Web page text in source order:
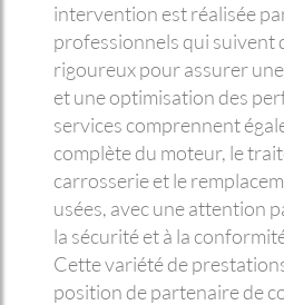
intervention est réalisée
professionnels qui suivent
rigoureux pour assurer
et une optimisation des
services comprennent
complète du moteur, le
carrosserie et le
usées, avec une attention
la sécurité et à la
Cette variété de
position de partenaire de